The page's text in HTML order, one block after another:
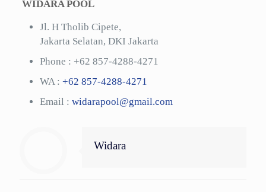
WIDARA POOL
Jl. H Tholib Cipete,
Jakarta Selatan, DKI Jakarta
Phone : +62 857-4288-4271
WA : +62 857-4288-4271
Email : widarapool@gmail.com
Widara